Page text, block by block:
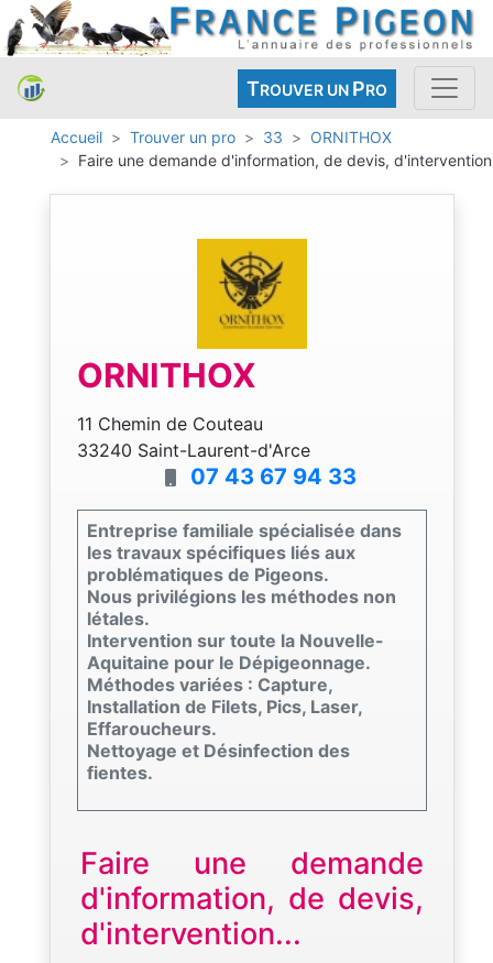
TROUVER UN PRO
Accueil Trouver un pro 33
ORNITHOX
Faire une demande d'information, de devis, d'intervention
ORNITHOX
11 Chemin de Couteau
33240 Saint-Laurent-d'Arce
07 43 67 94 33
Entreprise familiale spécialisée dans
les travaux spécifiques liés aux
problématiques de Pigeons.
Nous privilégions les méthodes non
létales.
Intervention sur toute la Nouvelle-
Aquitaine pour le Dépigeonnage.
Méthodes variées : Capture,
Installation de Filets, Pics, Laser,
Effaroucheurs.
Nettoyage et Désinfection des
fientes.
Faire une demande
d'information, de devis,
d'intervention...